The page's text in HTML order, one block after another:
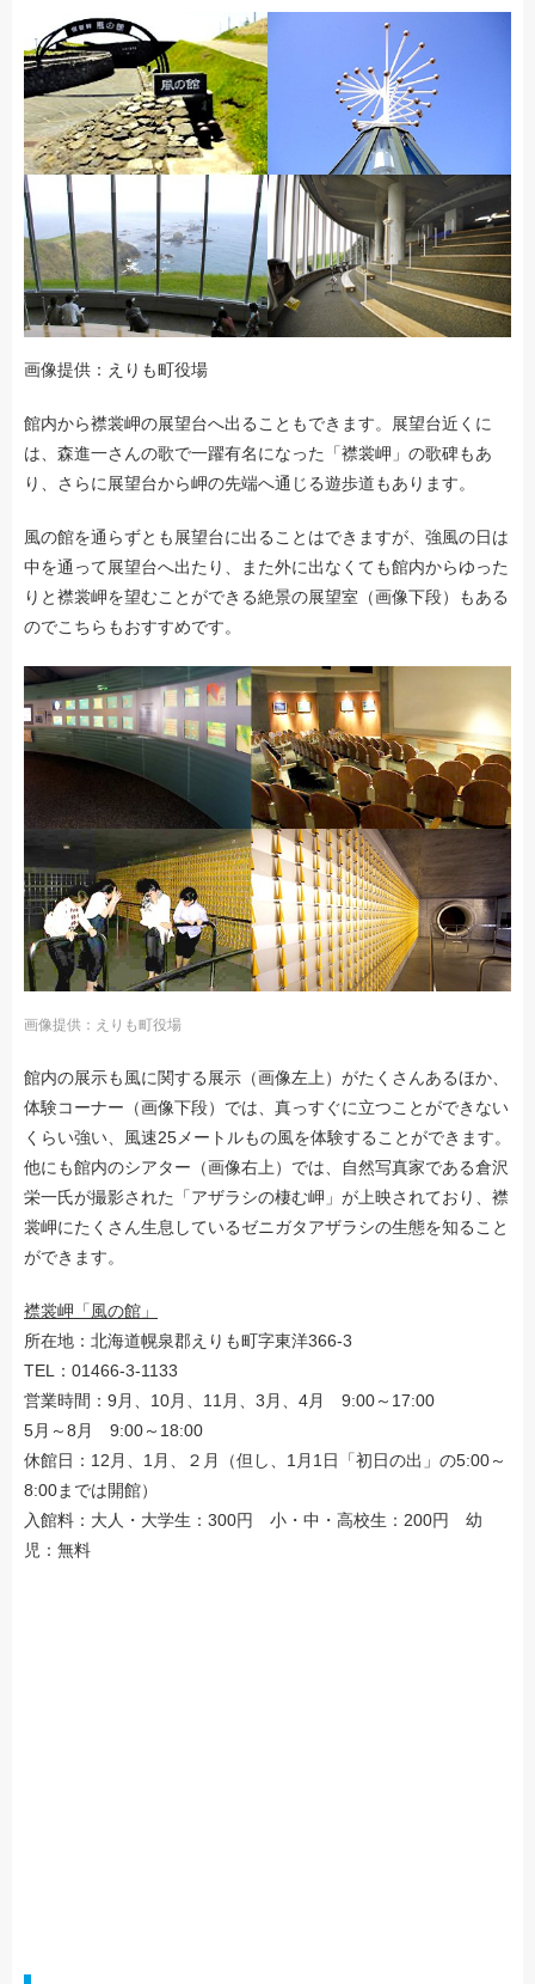
画像提供：えりも町役場
館内から襟裳岬の展望台へ出ることもできます。展望台近くに
は、森進一さんの歌で一躍有名になった「襟裳岬」の歌碑もあ
り、さらに展望台から岬の先端へ通じる遊歩道もあります。
風の館を通らずとも展望台に出ることはできますが、強風の日は
中を通って展望台へ出たり、また外に出なくても館内からゆった
りと襟裳岬を望むことができる絶景の展望室（画像下段）もある
のでこちらもおすすめです。
画像提供：えりも町役場
館内の展示も風に関する展示（画像左上）がたくさんあるほか、
体験コーナー（画像下段）では、真っすぐに立つことができない
くらい強い、風速25メートルもの風を体験することができます。
他にも館内のシアター（画像右上）では、自然写真家である倉沢
栄一氏が撮影された「アザラシの棲む岬」が上映されており、襟
裳岬にたくさん生息しているゼニガタアザラシの生態を知ること
ができます。
襟裳岬「風の館」
所在地：北海道幌泉郡えりも町字東洋366-3
TEL：01466-3-1133
営業時間：9月、10月、11月、3月、4月 9:00～17:00
5月～8月 9:00～18:00
休館日：12月、1月、２月（但し、1月1日「初日の出」の5:00～
8:00までは開館）
入館料：大人・大学生：300円 小・中・高校生：200円 幼
児：無料